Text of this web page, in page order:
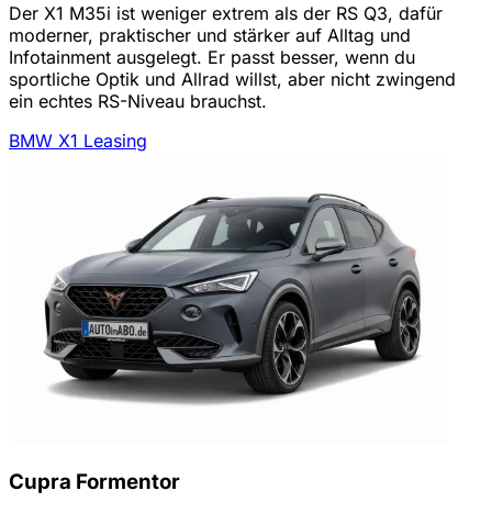
Der X1 M35i ist weniger extrem als der RS Q3, dafür
moderner, praktischer und stärker auf Alltag und
Infotainment ausgelegt. Er passt besser, wenn du
sportliche Optik und Allrad willst, aber nicht zwingend
ein echtes RS-Niveau brauchst.
BMW X1 Leasing
Cupra Formentor